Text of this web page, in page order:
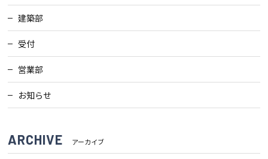
建築部
受付
営業部
お知らせ
ARCHIVE アーカイブ